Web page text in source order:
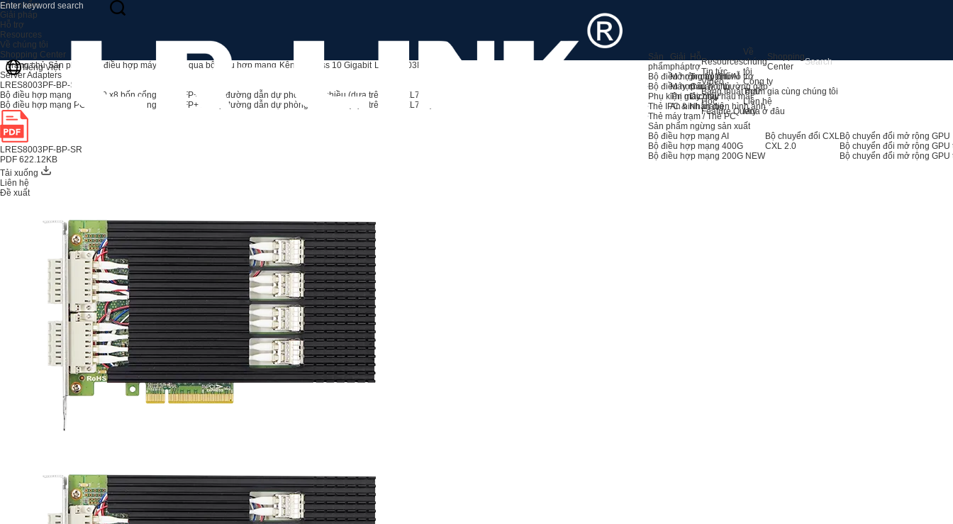
Sản
phẩm
Bộ điều hợp máy chủ AI
Bộ điều hợp máy chủ
Phụ kiện máy chủ
Thẻ IPC & Nhận diện hình ảnh
Thẻ máy trạm / Thẻ PC
Sản phẩm ngừng sản xuất
Bộ điều hợp mạng AI
Bộ điều hợp mạng 400G
Bộ điều hợp mạng 200G NEW
Bộ chuyển đổi CXL
CXL 2.0
Bộ chuyển đổi mở rộng GPU
Bộ chuyển đổi mở rộng
Bộ chuyển đổi mở rộng GPU
Giải
pháp
Mở rộng bộ nhớ
Máy chủ
Thị giác máy
An ninh mạng
Hỗ
trợ
Trung tâm hỗ trợ
Câu hỏi thường gặp
Dịch vụ hậu mãi
Resources
Tin tức
Video
Bảng thuật ngữ
Học
Feature Query
Về
chúng
tôi
Công ty
Tham gia cùng chúng tôi
Liên hệ
Mua ở đâu
Shopping
Center
Sản phẩm
Giải pháp
Hỗ trợ
Resources
Về chúng tôi
Shopping Center
Tiếng Việt
Trang chủ Sản phẩm Bộ điều hợp máy chủ Bỏ qua bộ điều hợp mạng Kênh bypass 10 Gigabit LRES8003PF-BP-SR
Server Adapters
LRES8003PF-BP-SR
Bộ điều hợp mạng PCIe 3.0 x8 bốn cổng 10G SFP+ hỗ trợ đường dẫn dự phòng hai chiều (dựa trên Intel XL710)
Bộ điều hợp mạng PCIe 3.0 x8 bốn cổng 10G SFP+ hỗ trợ đường dẫn dự phòng hai chiều (dựa trên Intel XL710)
LRES8003PF-BP-SR
PDF 622.12KB
Tải xuống
Liên hệ
Đề xuất